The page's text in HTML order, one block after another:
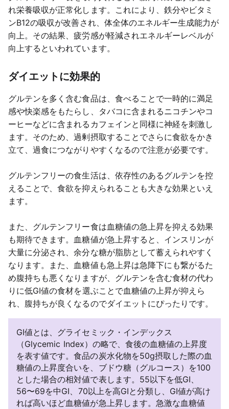
れ栄養吸収が正常化します。これにより、鉄分やビタミ
ンB12の吸収が改善され、体全体のエネルギー生成能力が
向上。その結果、疲労感が軽減されエネルギーレベルが
向上するといわれています。
ダイエットに効果的
グルテンを多く含む食品は、食べることで一時的に満足
感や快楽感をもたらし、タバコに含まれるニコチンやコ
ーヒーなどに含まれるカフェインと同様に神経を刺激し
ます。そのため、過剰摂取することでさらに食欲をかき
立て、過食につながりやすくなるので注意が必要です。
グルテンフリーの食生活は、依存性のあるグルテンを控
えることで、食欲を抑えられることも大きな効果といえ
ます。
また、グルテンフリー食は血糖値の急上昇を抑える効果
も期待できます。血糖値が急上昇すると、インスリンが
大量に分泌され、余分な糖が脂肪として蓄えられやすく
なります。また、血糖値も急上昇は急降下にも繋がるた
め腹持ちも悪くなりますが、グルテンを含む食材の代わ
りに低GI値の食材を選ぶことで血糖値の上昇が抑えら
れ、腹持ちが良くなるのでダイエットにぴったりです。
GI値とは、グライセミック・インデックス
（Glycemic Index）の略で、食後の血糖値の上昇度
を表す値です。食品の炭水化物を50g摂取した際の血
糖値の上昇度合いを、ブドウ糖（グルコース）を100
とした場合の相対値で表します。55以下を低GI、
56〜69を中GI、70以上を高GIと分類し、GI値が高け
れば高いほど血糖値が急上昇します。急激な血糖値